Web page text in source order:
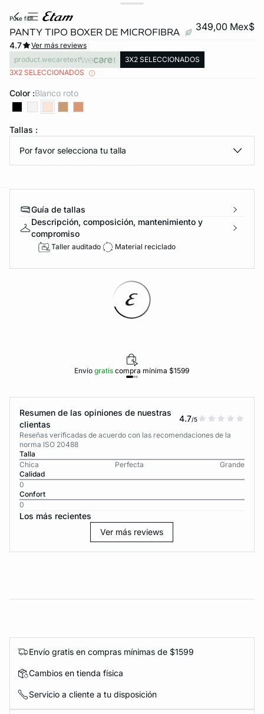
DE PANTIES
ahora
pure fit®
PANTY TIPO BOXER DE MICROFIBRA 349,00 Mex$
4.7
Ver más reviews
product.wecaretext
3X2 SELECCIONADOS
3X2 SELECCIONADOS
Color : blanco roto
Tallas :
Por favor selecciona tu talla
Guía de tallas
Descripción, composición, mantenimiento y
compromiso
Taller auditado Material reciclado
Envíogratiscompra mínima $1599
Resumen de las opiniones de nuestras
clientas
4.7/5
Reseñas verificadas de acuerdo con las recomendaciones de la
norma ISO 20488
Talla
Chica
Perfecta
Grande
Calidad
0
Confort
0
Los más recientes
Ver más reviews
Envío gratis en compras mínimas de $1599
Cambios en tienda física
Servicio a cliente a tu disposición